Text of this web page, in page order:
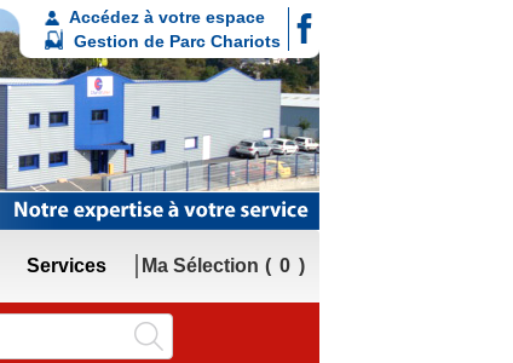
Accédez à votre espace
Gestion de Parc Chariots
Ma Sélection 0
Services